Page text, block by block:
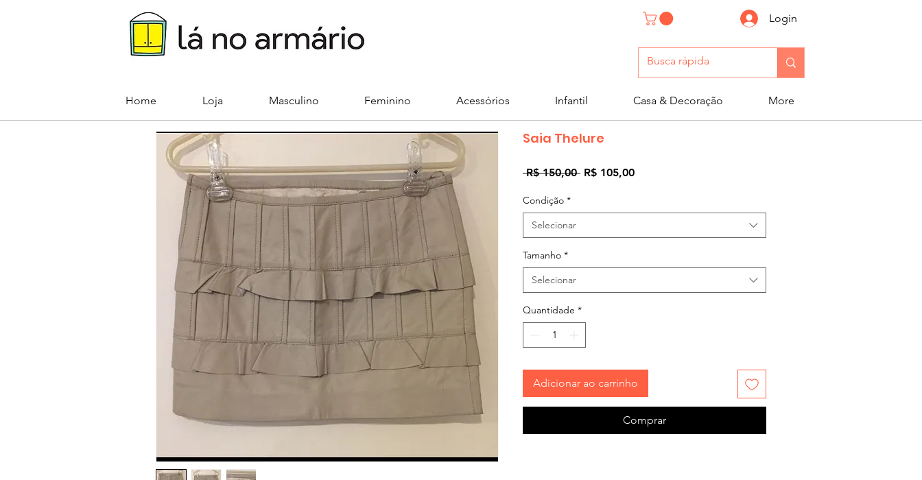
Login
Home Loja Masculino Feminino Acessórios Infantil Casa & Decoração More
Saia Thelure
R$ 150,00 Preço
R$ 105,00Preço
Condição *
Selecionar
Tamanho *
Selecionar
Quantidade *
Adicionar ao carrinho
Comprar